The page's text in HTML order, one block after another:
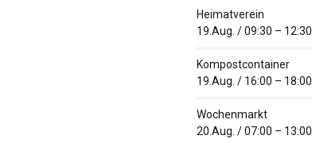
Heimatverein
19.Aug. /09:30 – 12:30
Kompostcontainer
19.Aug. / 16:00 – 18:00
Wochenmarkt
20.Aug. /07:00 – 13:00